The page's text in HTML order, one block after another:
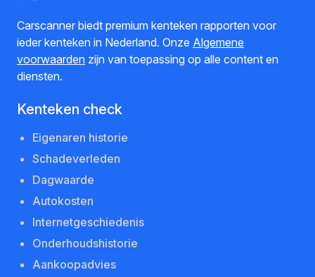
Carscanner biedt premium kenteken rapporten voor
ieder kenteken in Nederland. Onze Algemene
voorwaarden zijn van toepassing op alle content en
diensten.
Kenteken check
Eigenaren historie
Schadeverleden
Dagwaarde
Autokosten
Internetgeschiedenis
Onderhoudshistorie
Aankoopadvies